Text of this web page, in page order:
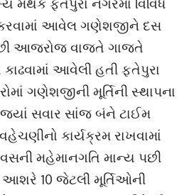
કરવામાં આવેલ ગણેશજીને દસ
આજરોજ વાજતે ગાજતે
કાઢવામાં આવેલી હતી ફતેપુરા
ગણેશજીની મૂર્તિની સ્થાપના
સવાર સાંજ બંને ટાઈમ
કાર્યક્રમ રાખવામાં
મહેમાનગતિ માન્ય પછી
10 જેટલી મૂર્તિઓની